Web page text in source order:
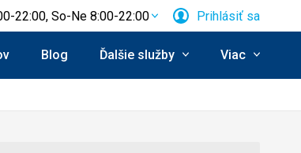
22:00, So-Ne 8:00-22:00 Prihlásiť sa
Blog Ďalšie služby Viac